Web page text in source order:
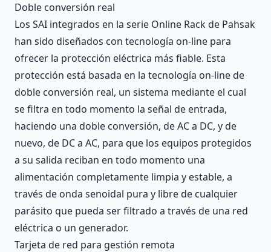
Doble conversión real
Los SAI integrados en la serie Online Rack de Pahsak
han sido diseñados con tecnología on-line para
ofrecer la protección eléctrica más fiable. Esta
protección está basada en la tecnología on-line de
doble conversión real, un sistema mediante el cual
se filtra en todo momento la señal de entrada,
haciendo una doble conversión, de AC a DC, y de
nuevo, de DC a AC, para que los equipos protegidos
a su salida reciban en todo momento una
alimentación completamente limpia y estable, a
través de onda senoidal pura y libre de cualquier
parásito que pueda ser filtrado a través de una red
eléctrica o un generador.
Tarjeta de red para gestión remota